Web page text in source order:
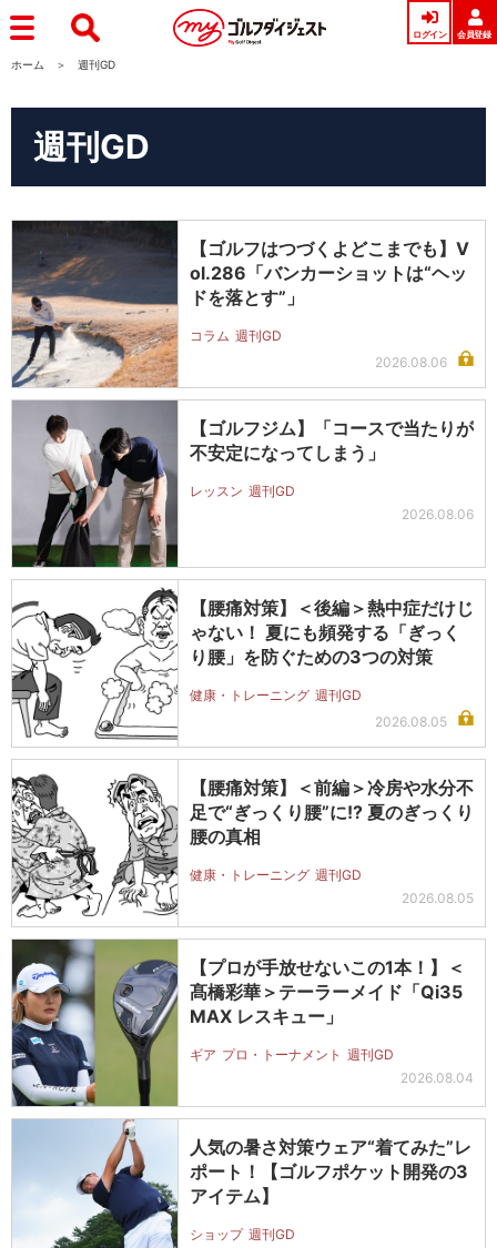
ログイン 会員登録
ホーム 週刊GD
週刊GD
【ゴルフはつづくよどこまでも】V
ol.286「バンカーショットは“ヘッ
ドを落とす”」
コラム 週刊GD
2026.08.06
【ゴルフジム】「コースで当たりが
不安定になってしまう」
レッスン 週刊GD
2026.08.06
【腰痛対策】＜後編＞熱中症だけじ
ゃない！ 夏にも頻発する「ぎっく
り腰」を防ぐための3つの対策
健康・トレーニング 週刊GD
2026.08.05
【腰痛対策】＜前編＞冷房や水分不
足で“ぎっくり腰”に!? 夏のぎっくり
腰の真相
健康・トレーニング 週刊GD
2026.08.05
【プロが手放せないこの1本！】＜
髙橋彩華＞テーラーメイド「Qi35
MAX レスキュー」
ギア プロ・トーナメント 週刊GD
2026.08.04
人気の暑さ対策ウェア“着てみた”レ
ポート！【ゴルフポケット開発の3
アイテム】
ショップ 週刊GD